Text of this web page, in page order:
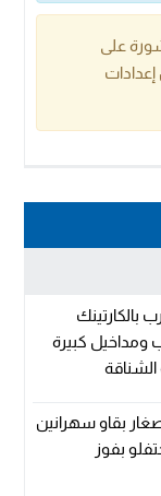
على
بالكارتينك
ومداخيل كبيرة
بقاو سهرانين
بفوز